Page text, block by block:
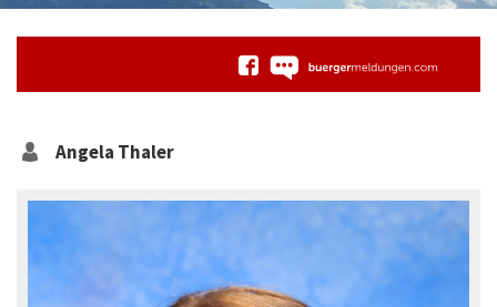
Angela Thaler